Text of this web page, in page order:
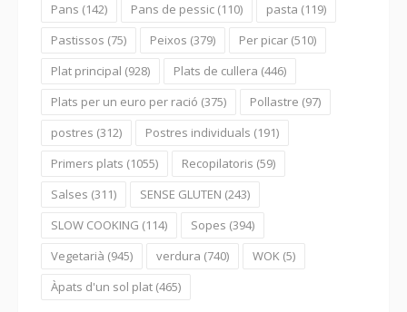
Pans (142) Pans de pessic (110) pasta (119)
Pastissos (75) Peixos (379) Per picar (510)
Plat principal (928) Plats de cullera (446)
Plats per un euro per ració (375) Pollastre (97)
postres (312) Postres individuals (191)
Primers plats (1055) Recopilatoris (59)
Salses (311) SENSE GLUTEN (243)
SLOW COOKING (114) Sopes (394)
Vegetarià (945) verdura (740) WOK (5)
Àpats d'un sol plat (465)